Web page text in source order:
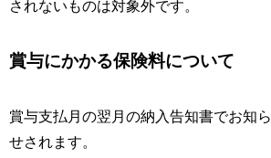
されないものは対象外です。
賞与にかかる保険料について
賞与支払月の翌月の納入告知書でお知ら
せされます。